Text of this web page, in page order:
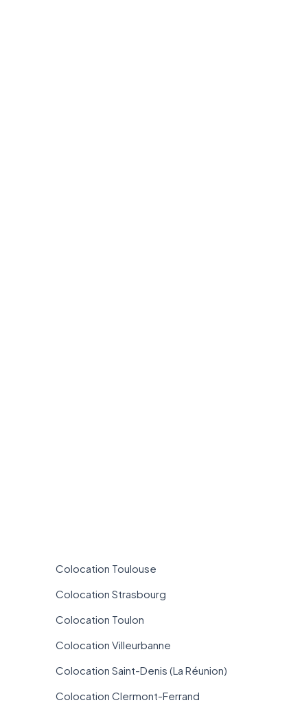
Colocation Toulouse
Colocation Strasbourg
Colocation Toulon
Colocation Villeurbanne
Colocation Saint-Denis (La Réunion)
Colocation Clermont-Ferrand